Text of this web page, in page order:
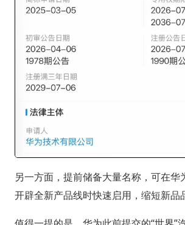
另一方面，提前储备大量名称，可在华
开辟全新产品线时快速启用，缩短新品